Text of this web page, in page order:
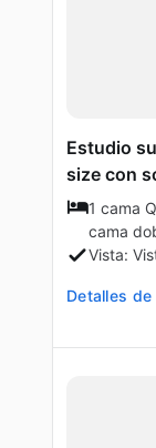
Estudio
size con
1 cama
cama
Vista:
Detalles